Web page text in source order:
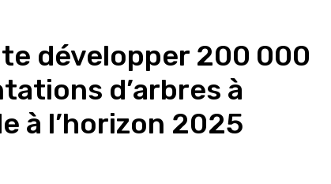
développer 200 000
d’arbres à
à l’horizon 2025